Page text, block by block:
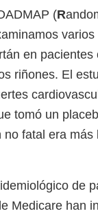
(R
en
riñones. El
tomó un
fatal era
de
Medicare han